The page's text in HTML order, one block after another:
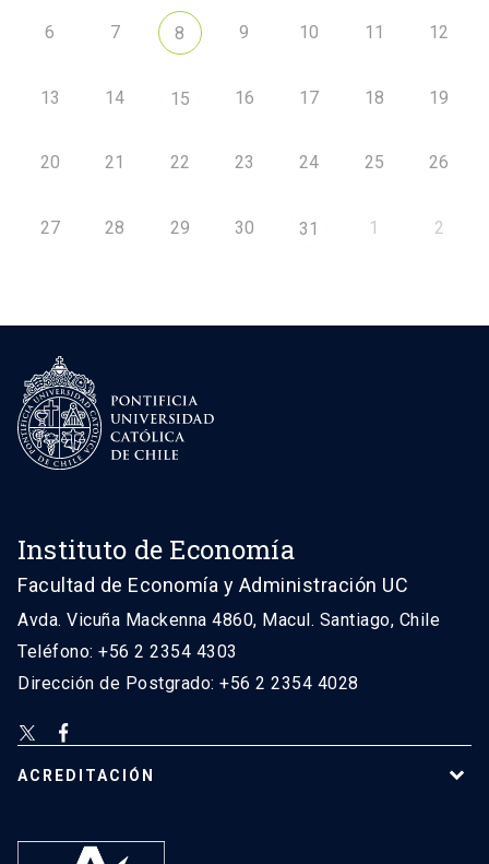
6 7 8 9 10 11 12
13 14 15 16 17 18 19
20 21 22 23 24 25 26
27 28 29 30 31 1 2
Instituto de Economía
Facultad de Economía y Administración UC
Avda. Vicuña Mackenna 4860, Macul. Santiago, Chile
Teléfono: +56 2 2354 4303
Dirección de Postgrado: +56 2 2354 4028
ACREDITACIÓN